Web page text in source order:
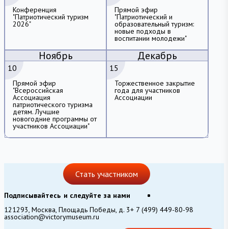
Конференция
"Патриотический туризм
2026"
Прямой эфир
"Патриотический и
образовательный туризм:
новые подходы в
воспитании молодежи"
Ноябрь
10
Прямой эфир
"Всероссийская
Ассоциация
патриотического туризма
детям. Лучшие
новогодние программы от
участников Ассоциации"
Декабрь
15
Торжественное закрытие
года для участников
Ассоциации
121293, Москва, Площадь Победы, д. 3+ 7 (499) 449-80-98
association@victorymuseum.ru
Стать участником
Подписывайтесь и следуйте за нами